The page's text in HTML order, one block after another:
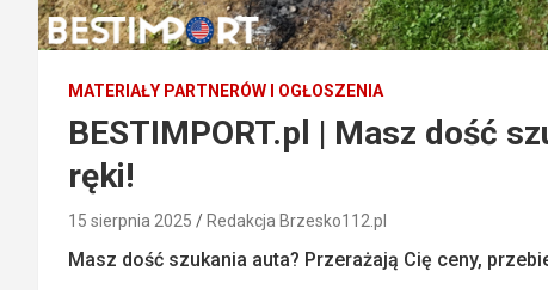
MATERIAŁY PARTNERÓW I OGŁOSZENIA
BESTIMPORT.pl | Masz dość
ręki!
15 sierpnia 2025 Redakcja Brzesko112.pl
Masz dość szukania auta? Przerażają Cię ceny,